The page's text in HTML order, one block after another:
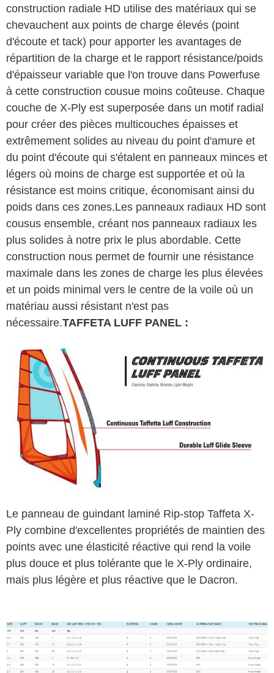
construction radiale HD utilise des matériaux qui se
chevauchent aux points de charge élevés (point
d'écoute et tack) pour apporter les avantages de
répartition de la charge et le rapport résistance/poids
d'épaisseur variable que l'on trouve dans Powerfuse
à cette construction cousue moins coûteuse. Chaque
couche de X-Ply est superposée dans un motif radial
pour créer des pièces multicouches épaisses et
extrêmement solides au niveau du point d'amure et
du point d'écoute qui s'étalent en panneaux minces et
légers où moins de charge est supportée et où la
résistance est moins critique, économisant ainsi du
poids dans ces zones.Les panneaux radiaux HD sont
cousus ensemble, créant nos panneaux radiaux les
plus solides à notre prix le plus abordable. Cette
construction nous permet de fournir une résistance
maximale dans les zones de charge les plus élevées
et un poids minimal vers le centre de la voile où un
matériau aussi résistant n'est pas
nécessaire.TAFFETA LUFF PANEL :
Le panneau de guindant laminé Rip-stop Taffeta X-
Ply combine d'excellentes propriétés de maintien des
points avec une élasticité réactive qui rend la voile
plus douce et plus tolérante que le X-Ply ordinaire,
mais plus légère et plus réactive que le Dacron.